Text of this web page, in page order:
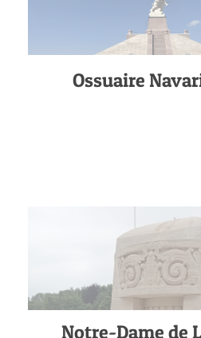
Ossuaire
Notre-Dame de